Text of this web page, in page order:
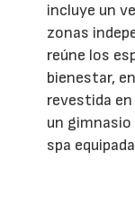
incluye un
zonas
reúne los
bienestar,
revestida
un
spa